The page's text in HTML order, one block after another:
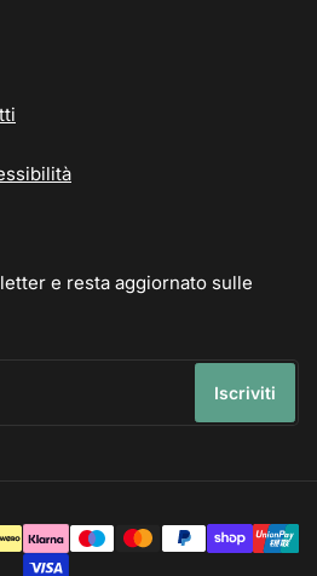
e resta aggiornato sulle
Iscriviti
Modalità
di
pagamento